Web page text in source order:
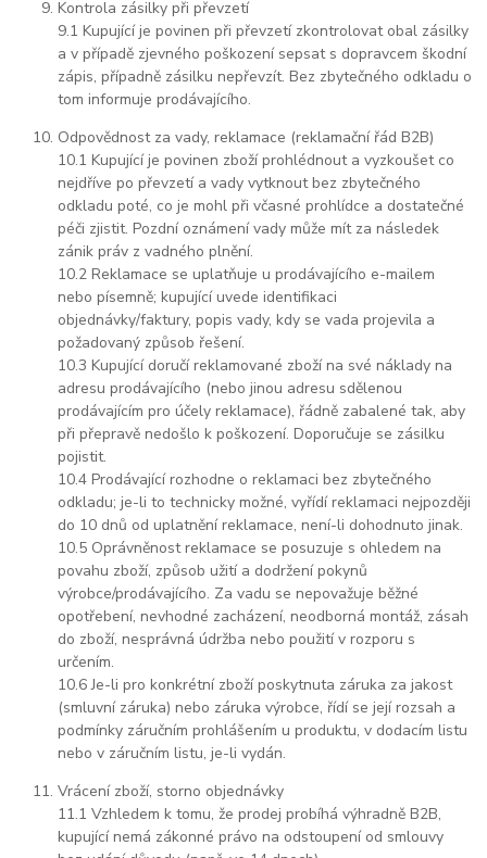
Kontrola zásilky při převzetí
9.1 Kupující je povinen při převzetí zkontrolovat obal zásilky
a v případě zjevného poškození sepsat s dopravcem škodní
zápis, případně zásilku nepřevzít. Bez zbytečného odkladu o
tom informuje prodávajícího.
Odpovědnost za vady, reklamace (reklamační řád B2B)
10.1 Kupující je povinen zboží prohlédnout a vyzkoušet co
nejdříve po převzetí a vady vytknout bez zbytečného
odkladu poté, co je mohl při včasné prohlídce a dostatečné
péči zjistit. Pozdní oznámení vady může mít za následek
zánik práv z vadného plnění.
10.2 Reklamace se uplatňuje u prodávajícího e-mailem
nebo písemně; kupující uvede identifikaci
objednávky/faktury, popis vady, kdy se vada projevila a
požadovaný způsob řešení.
10.3 Kupující doručí reklamované zboží na své náklady na
adresu prodávajícího (nebo jinou adresu sdělenou
prodávajícím pro účely reklamace), řádně zabalené tak, aby
při přepravě nedošlo k poškození. Doporučuje se zásilku
pojistit.
10.4 Prodávající rozhodne o reklamaci bez zbytečného
odkladu; je-li to technicky možné, vyřídí reklamaci nejpozději
do 10 dnů od uplatnění reklamace, není-li dohodnuto jinak.
10.5 Oprávněnost reklamace se posuzuje s ohledem na
povahu zboží, způsob užití a dodržení pokynů
výrobce/prodávajícího. Za vadu se nepovažuje běžné
opotřebení, nevhodné zacházení, neodborná montáž, zásah
do zboží, nesprávná údržba nebo použití v rozporu s
určením.
10.6 Je-li pro konkrétní zboží poskytnuta záruka za jakost
(smluvní záruka) nebo záruka výrobce, řídí se její rozsah a
podmínky záručním prohlášením u produktu, v dodacím listu
nebo v záručním listu, je-li vydán.
Vrácení zboží, storno objednávky
11.1 Vzhledem k tomu, že prodej probíhá výhradně B2B,
kupující nemá zákonné právo na odstoupení od smlouvy